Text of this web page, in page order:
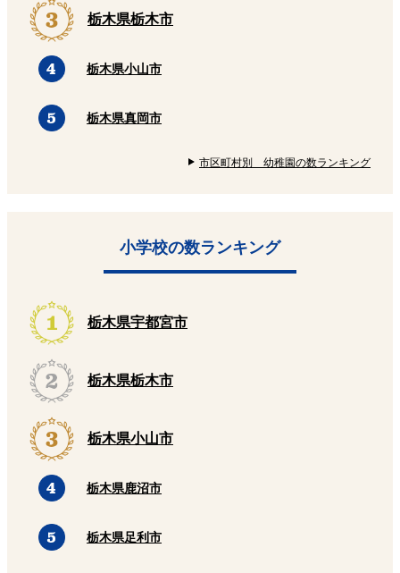
栃木県栃木市
栃木県小山市
栃木県真岡市
市区町村別 幼稚園の数ランキング
小学校の数ランキング
栃木県宇都宮市
栃木県栃木市
栃木県小山市
栃木県鹿沼市
栃木県足利市